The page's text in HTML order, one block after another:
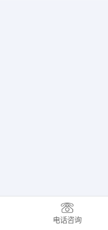
电话咨询